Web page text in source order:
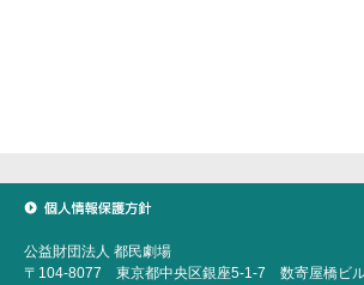
公益財団法人 都民劇場
〒104-8077 東京都中央区銀座5-1-7 数寄屋橋ビ